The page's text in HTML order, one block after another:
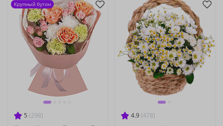
5 (298)
Крупный бутон
4.9 (478)